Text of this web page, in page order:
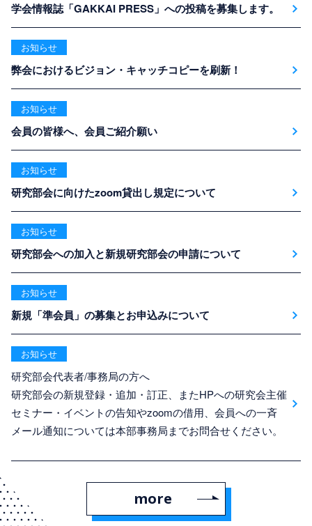
学会情報誌「GAKKAI PRESS」への投稿を募集します。
お知らせ
弊会におけるビジョン・キャッチコピーを刷新！
お知らせ
会員の皆様へ、会員ご紹介願い
お知らせ
研究部会に向けたzoom貸出し規定について
お知らせ
研究部会への加入と新規研究部会の申請について
お知らせ
新規「準会員」の募集とお申込みについて
お知らせ
研究部会代表者/事務局の方へ
研究部会の新規登録・追加・訂正、またHPへの研究会主催
セミナー・イベントの告知やzoomの借用、会員への一斉
メール通知については本部事務局までお問合せください。
more